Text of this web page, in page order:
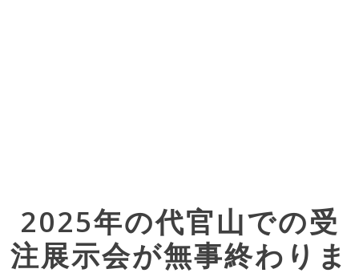
2025年の代官山での受
注展示会が無事終わりま
navigation